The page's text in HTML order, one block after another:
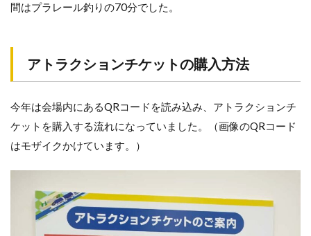
間はプラレール釣りの70分でした。
アトラクションチケットの購入方法
今年は会場内にあるQRコードを読み込み、アトラクションチ
ケットを購入する流れになっていました。（画像のQRコード
はモザイクかけています。）